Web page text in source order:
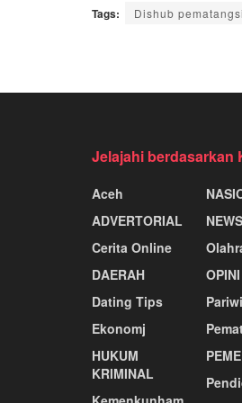
Tags: Dishub
Jelajahi berdasarkan
Aceh
ADVERTORIAL
Cerita Online
DAERAH
Dating Tips
Ekonomj
HUKUM
KRIMINAL
NEWS
OPINI